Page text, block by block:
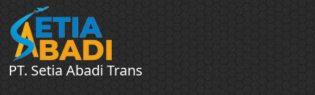
PT. Setia Abadi Trans